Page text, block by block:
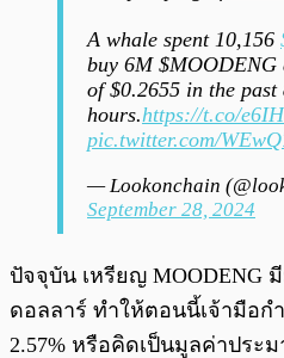
A whale spent 10,156
buy 6M $MOODENG
of $0.2655 in the past
hours.https://t.co/
pic.twitter.com/
— Lookonchain
September 28, 2024
ปัจจุบัน เหรียญ MOODENG
ดอลลาร์ ทำให้ตอนนี้เจ้ามือก
2.57% หรือคิดเป็นมูลค่าประ